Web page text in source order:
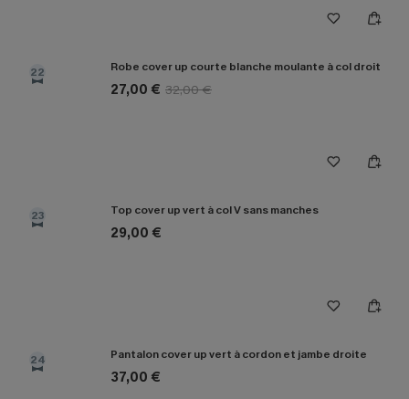
22 Robe cover up courte blanche moulante à col droit
27,00 € 32,00 €
23 Top cover up vert à col V sans manches
29,00 €
24 Pantalon cover up vert à cordon et jambe droite
37,00 €